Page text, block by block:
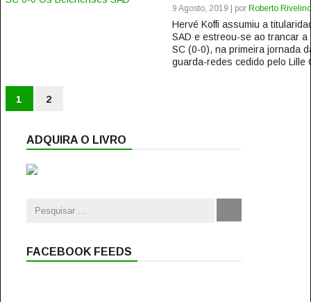
9 Agosto, 2019 | por Roberto Rivelino
Hervé Koffi assumiu a
SAD e estreou-se ao trancar
SC (0-0), na primeira jornada
guarda-redes cedido pelo Lille
1 2
ADQUIRA O LIVRO
FACEBOOK FEEDS